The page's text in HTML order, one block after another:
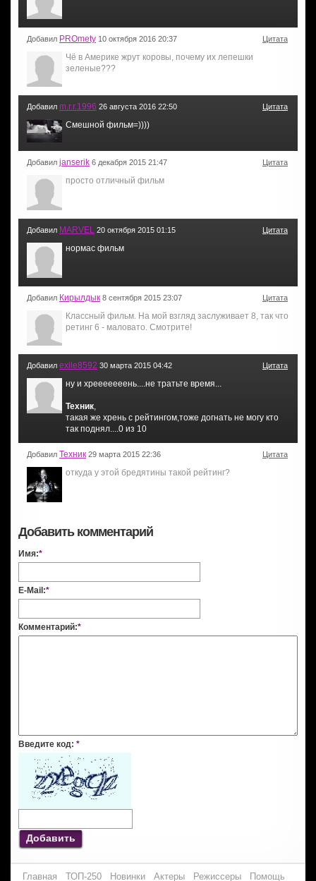
Добавил PROmety 10 октября 2016 20:37 Цитата
Чё в Америке жрут коровы, почему их лепешки
зеленые???
Добавил m.r.r.1996 26 августа 2016 22:50 Цитата
Смешной фильм=))))
Добавил janserik 6 декабря 2015 21:47 Цитата
просто отличный фильм
Добавил MARVEL 20 октября 2015 01:15 Цитата
нормас фильм
Добавил Кирылдык 8 сентября 2015 23:07 Цитата
Классный фильм. На мой взгляд заслуживает 8, так что
ретинг 6 - маловато. Смотрите!
Добавил exile8592 30 марта 2015 04:42 Цитата
ну и хрееееееень....не тратьте время...
Техник
такая же хрень с рейтингом,тоже догнать не могу кто
так поднял....0 из 10
Добавил Техник 29 марта 2015 22:36 Цитата
откуда у этой бредятины такой рейтинг?
Добавить комментарий
Имя:*
E-Mail:*
Комментарий:*
Введите код: *
Добавить
Главная ТОП-250 Новинки Актеры Режиссеры Помощь